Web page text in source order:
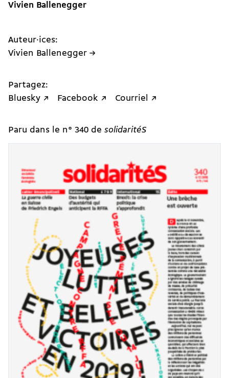
Vivien Ballenegger
Auteur·ices:
Vivien Ballenegger →
Partagez:
Bluesky ↗
Facebook ↗ Courriel ↗
Paru dans le n° 340 de solidaritéS